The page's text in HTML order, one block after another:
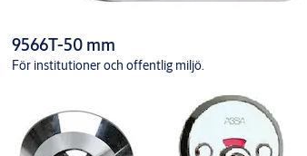
9566T-50 mm
För institutioner och offentlig miljö.